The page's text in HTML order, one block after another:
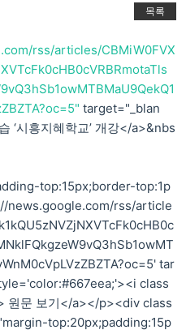
목록
rss/articles/CBMiW0FVX
target="_blan
‘시흥지혜학교’ 개강</a>&nbs
top:15px;border-top:1p
news.google.com/rss/article
tar
class
문 보기</a></p><div class
top:20px;padding:15p